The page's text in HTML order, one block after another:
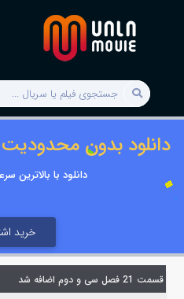
دانلود بدون
دانلود با بالاترین
خرید
قسمت 21 فصل سی و دوم اضافه شد